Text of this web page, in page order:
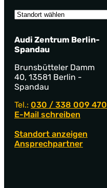
Audi Zentrum Berlin-
Spandau
Brunsbütteler Damm
40, 13581 Berlin -
Spandau
Tel.: 030 / 338 009 470
E-Mail schreiben
Standort anzeigen
Ansprechpartner